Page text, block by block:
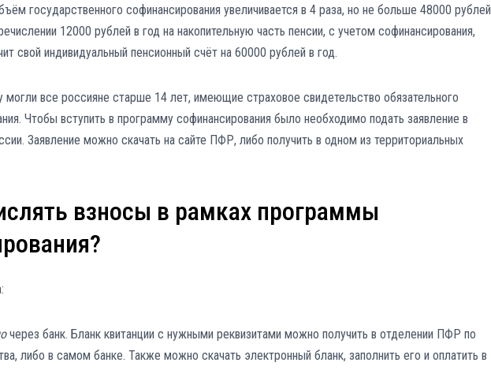
государственного софинансирования увеличивается в 4 раза, но не больше 48000 рублей
12000 рублей в год на накопительную часть пенсии, с учетом софинансирования,
свой индивидуальный пенсионный счёт на 60000 рублей в год.
могли все россияне старше 14 лет, имеющие страховое свидетельство обязательного
Чтобы вступить в программу софинансирования было необходимо подать заявление в
Заявление можно скачать на сайте ПФР, либо получить в одном из территориальных
взносы в рамках программы
через банк. Бланк квитанции с нужными реквизитами можно получить в отделении ПФР по
либо в самом банке. Также можно скачать электронный бланк, заполнить его и оплатить в